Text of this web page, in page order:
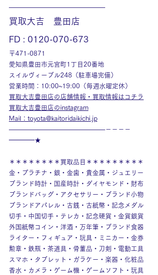
———————————————
買取大吉　豊田店
FD : 0120-070-673
〒471-0871
愛知県豊田市元宮町1丁目20番地
スイルヴィーブル248（駐車場完備）
営業時間：10:00~19:00（毎週水曜定休）
買取大吉豊田店の店舗情報・買取情報はコチラ
買取大吉豊田店のinstagram
Mail：toyota@kaitoridaikichi.jp
———————————————－－－－
━━━━★
＊＊＊＊＊＊＊＊買取品目＊＊＊＊＊＊＊＊＊
金・プラチナ・銀・金歯・貴金属・ジュエリー
ブランド時計・国産時計・ダイヤモンド・財布
ブランドバッグ・アクセサリー・ブランド小物
ブランドアパレル・古銭・古紙幣・記念メダル
切手・中国切手・テレカ・記念硬貨・金貨銀貨
外国紙幣コイン・洋酒・万年筆・ブランド食器
ライター・フィギュア・玩具・ミニカー・金券
勲章・鉄瓶・茶道具・骨董品・刀剣・電動工具
スマホ・タブレット・ガラケー・楽器・化粧品
香水・カメラ・ゲーム機・ゲームソフト・玩具